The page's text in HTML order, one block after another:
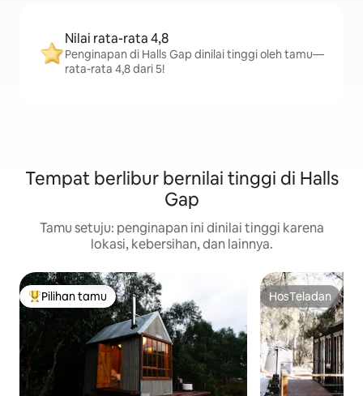
Nilai rata-rata 4,8
Penginapan di Halls Gap dinilai tinggi oleh tamu—
rata-rata 4,8 dari 5!
Tempat berlibur bernilai tinggi di Halls
Gap
Tamu setuju: penginapan ini dinilai tinggi karena
lokasi, kebersihan, dan lainnya.
Pilihan tamu terpopuler
Pilihan tamu HosTeladan
HosTeladan